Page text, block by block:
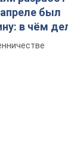
был
в чём